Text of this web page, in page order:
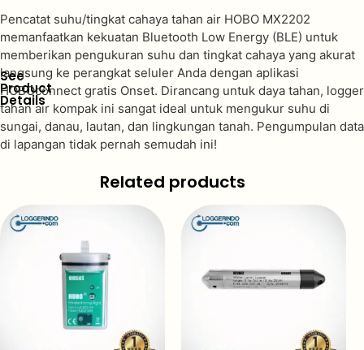
See
Product
Details
Pencatat suhu/tingkat cahaya tahan air HOBO MX2202
memanfaatkan kekuatan Bluetooth Low Energy (BLE) untuk
memberikan pengukuran suhu dan tingkat cahaya yang akurat
langsung ke perangkat seluler Anda dengan aplikasi
HOBOconnect gratis Onset. Dirancang untuk daya tahan, logger
tahan air kompak ini sangat ideal untuk mengukur suhu di
sungai, danau, lautan, dan lingkungan tanah. Pengumpulan data
di lapangan tidak pernah semudah ini!
Related products